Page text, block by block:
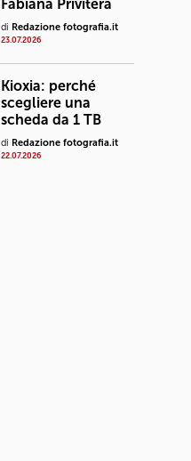
Fabiana Privitera
di Redazione fotografia.it
23.07.2026
Kioxia: perché
scegliere una
scheda da 1 TB
di Redazione fotografia.it
22.07.2026